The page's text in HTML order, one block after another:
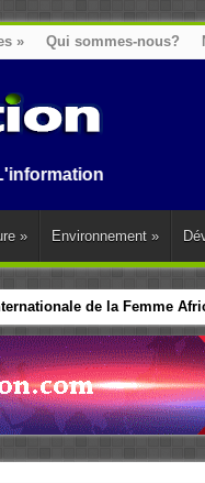
» Qui sommes-nous?
au Benin, en Afrique
» Environnement »
de la Femme